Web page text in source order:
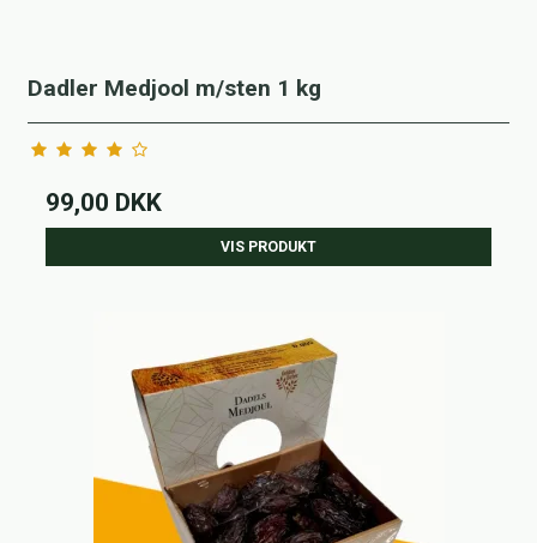
Dadler Medjool m/sten 1 kg
99,00 DKK
VIS PRODUKT